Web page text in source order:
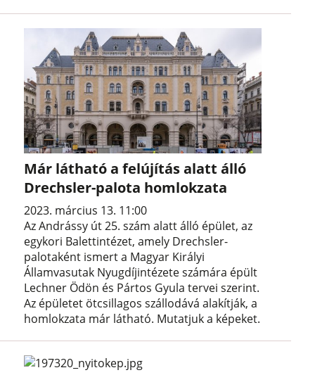
Már látható a felújítás alatt álló
Drechsler-palota homlokzata
2023. március 13. 11:00
Az Andrássy út 25. szám alatt álló épület, az
egykori Balettintézet, amely Drechsler-
palotaként ismert a Magyar Királyi
Államvasutak Nyugdíjintézete számára épült
Lechner Ödön és Pártos Gyula tervei szerint.
Az épületet ötcsillagos szállodává alakítják, a
homlokzata már látható. Mutatjuk a képeket.